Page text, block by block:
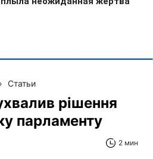
Статьи
рішення
парламенту
2 мин